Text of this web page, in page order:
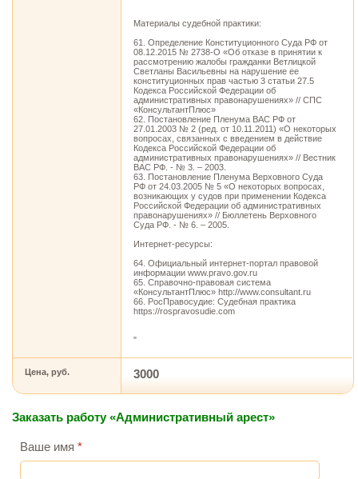
Материалы судебной практики:
61. Определение Конституционного Суда РФ от
08.12.2015 № 2738-О «Об отказе в принятии к
рассмотрению жалобы гражданки Ветлицкой
Светланы Васильевны на нарушение ее
конституционных прав частью 3 статьи 27.5
Кодекса Российской Федерации об
административных правонарушениях» // СПС
«КонсультантПлюс»
62. Постановление Пленума ВАС РФ от
27.01.2003 № 2 (ред. от 10.11.2011) «О некоторых
вопросах, связанных с введением в действие
Кодекса Российской Федерации об
административных правонарушениях» // Вестник
ВАС РФ. - № 3. – 2003.
63. Постановление Пленума Верховного Суда
РФ от 24.03.2005 № 5 «О некоторых вопросах,
возникающих у судов при применении Кодекса
Российской Федерации об административных
правонарушениях» // Бюллетень Верховного
Суда РФ. - № 6. – 2005.
Интернет-ресурсы:
64. Официальный интернет-портал правовой
информации www.pravo.gov.ru
65. Справочно-правовая система
«КонсультантПлюс» http://www.consultant.ru
66. РосПравосудие: Судебная практика
https://rospravosudie.com
"
Цена, руб. 3000
Заказать работу «Административный арест»
Ваше имя *